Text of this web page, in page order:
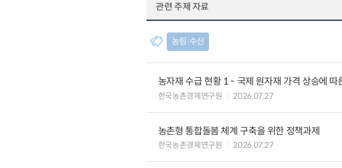
관련 주제 자료
농림∙수산
농자재 수급 현황 1 - 국제 원자재 가격 상승에 따
한국농촌경제연구원 2026.07.27
농촌형 통합돌봄 체계 구축을 위한 정책과제
한국농촌경제연구원 2026.07.27